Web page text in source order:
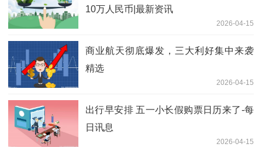
10万人民币|最新资讯
2026-04-15
商业航天彻底爆发，三大利好集中来袭
精选
2026-04-15
出行早安排 五一小长假购票日历来了-每
日讯息
2026-04-15